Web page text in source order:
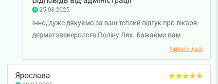
25.08.2025
Інно, дуже дякуємо за ваш теплий відгук про лікаря-
дерматовенеролога Поліну Лях. Бажаємо вам
Читати далі
Ярослава